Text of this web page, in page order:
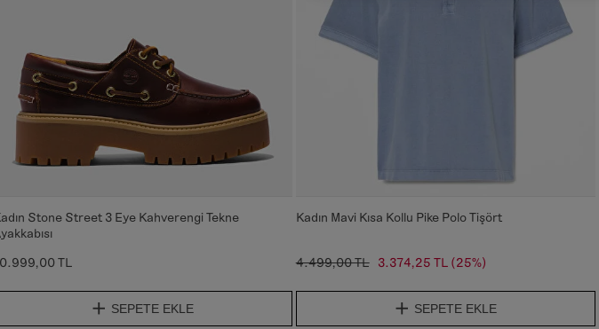
Stone Street 3 Eye Kahverengi Tekne
TL
SEPETE EKLE
Kadın Mavi Kısa Kollu Pike Polo Tişört
4.499,00 TL 3.374,25 TL (25%)
SEPETE EKLE